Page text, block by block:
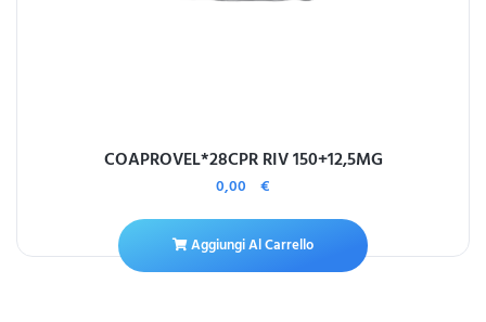
COAPROVEL*28CPR RIV 150+12,5MG
0,00 €
Aggiungi Al Carrello